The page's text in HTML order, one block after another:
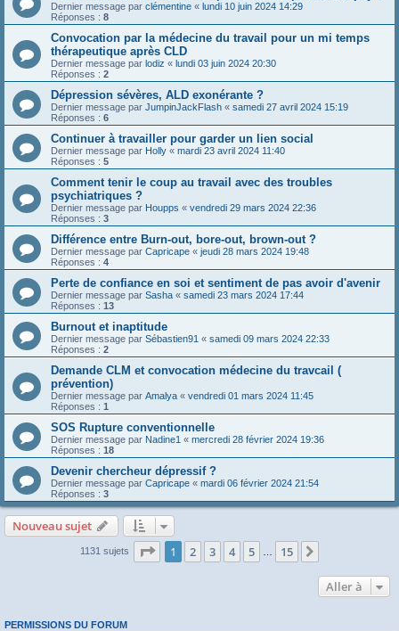
Dernier message par clémentine « lundi 10 juin 2024 14:29
Réponses : 8
Convocation par la médecine du travail pour un mi temps
thérapeutique après CLD
Dernier message par lodiz « lundi 03 juin 2024 20:30
Réponses : 2
Dépression sévères, ALD exonérante ?
Dernier message par JumpinJackFlash « samedi 27 avril 2024 15:19
Réponses : 6
Continuer à travailler pour garder un lien social
Dernier message par Holly « mardi 23 avril 2024 11:40
Réponses : 5
Comment tenir le coup au travail avec des troubles
psychiatriques ?
Dernier message par Houpps « vendredi 29 mars 2024 22:36
Réponses : 3
Différence entre Burn-out, bore-out, brown-out ?
Dernier message par Capricape « jeudi 28 mars 2024 19:48
Réponses : 4
Perte de confiance en soi et sentiment de pas avoir d'avenir
Dernier message par Sasha « samedi 23 mars 2024 17:44
Réponses : 13
Burnout et inaptitude
Dernier message par Sébastien91 « samedi 09 mars 2024 22:33
Réponses : 2
Demande CLM et convocation médecine du travcail (
prévention)
Dernier message par Amalya « vendredi 01 mars 2024 11:45
Réponses : 1
SOS Rupture conventionnelle
Dernier message par Nadine1 « mercredi 28 février 2024 19:36
Réponses : 18
Devenir chercheur dépressif ?
Dernier message par Capricape « mardi 06 février 2024 21:54
Réponses : 3
Nouveau sujet
1131 sujets Page 1sur15
1 2 3 4 5 15
Aller à
PERMISSIONS DU FORUM